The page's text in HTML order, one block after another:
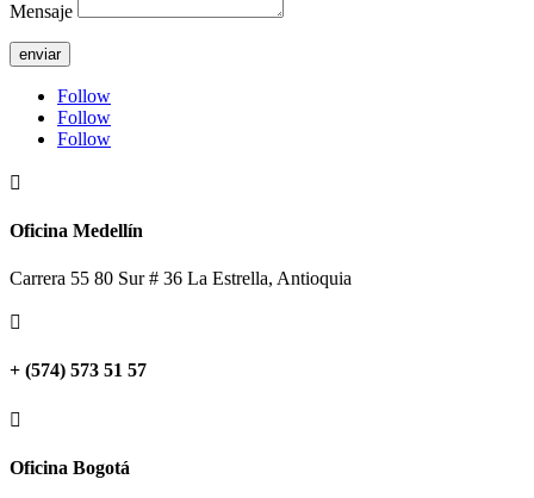
Mensaje
enviar
Follow
Follow
Follow

Oficina Medellín
Carrera 55 80 Sur # 36 La Estrella, Antioquia

+ (574) 573 51 57

Oficina Bogotá